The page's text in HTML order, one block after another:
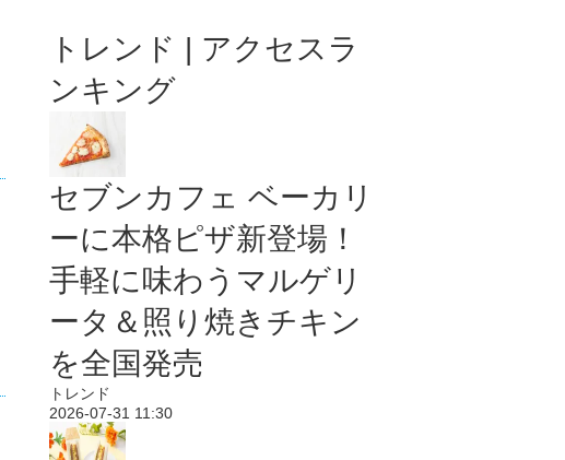
トレンド | アクセスラ
ンキング
セブンカフェ ベーカリ
ーに本格ピザ新登場！
手軽に味わうマルゲリ
ータ＆照り焼きチキン
を全国発売
トレンド
2026-07-31 11:30